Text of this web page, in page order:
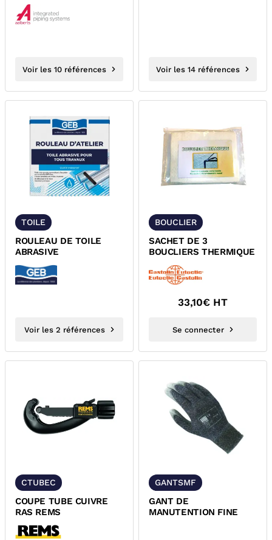
FEMELLE PROFIL V
SUDOPRESS
Voir les 10 références Voir les 14 références
TOILE
ROULEAU DE TOILE
ABRASIVE
Voir les 2 références
BOUCLIER
SACHET DE 3
BOUCLIERS THERMIQUE
33,10€ HT
Se connecter
CTUBEC
COUPE TUBE CUIVRE
RAS REMS
GANTSMF
GANT DE
MANUTENTION FINE